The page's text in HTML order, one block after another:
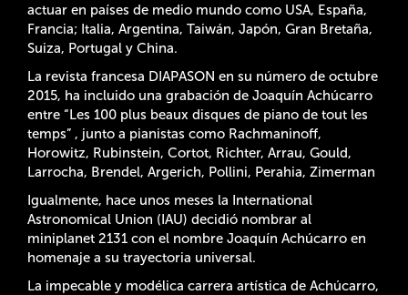
actuar en países de medio mundo como USA, España,
Francia; Italia, Argentina, Taiwán, Japón, Gran Bretaña,
Suiza, Portugal y China.
La revista francesa DIAPASON en su número de octubre
2015, ha incluido una grabación de Joaquín Achúcarro
entre “Les 100 plus beaux disques de piano de tout les
temps” , junto a pianistas como Rachmaninoff,
Horowitz, Rubinstein, Cortot, Richter, Arrau, Gould,
Larrocha, Brendel, Argerich, Pollini, Perahia, Zimerman
Igualmente, hace unos meses la International
Astronomical Union (IAU) decidió nombrar al
miniplanet 2131 con el nombre Joaquín Achúcarro en
homenaje a su trayectoria universal.
La impecable y modélica carrera artística de Achúcarro,